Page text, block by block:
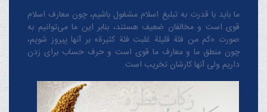
ما باید با قدرت به تبلیغ اسلام مشغول باشیم، چون معارف اسلام
قوی است و مخالفان ضعیف هستند، بنابر این ما می‌توانیم به
صورت «کم من فئة قلیلة غلبت فئة کثیرة» بر آنها پیروز شویم،
چون منطق‌ ما و معارف ‌ما قوی است و حرف حساب برای زدن
داریم ولی آنها کارشان تخریب است.